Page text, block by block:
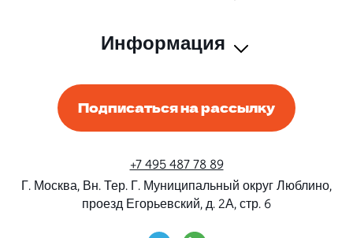
Информация
Подписаться на рассылку
+7 495 487 78 89
Г. Москва, Вн. Тер. Г. Муниципальный округ Люблино,
проезд Егорьевский, д. 2А, стр. 6